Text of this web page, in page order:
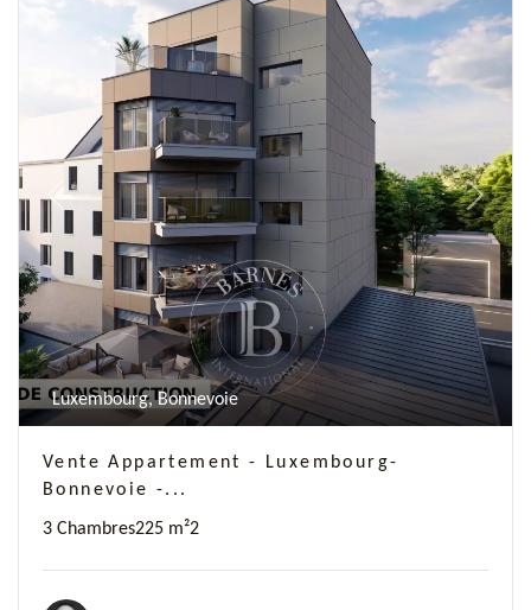
Previous Next
Luxembourg, Bonnevoie
Vente Appartement - Luxembourg-
Bonnevoie -...
3 Chambres225 m²2